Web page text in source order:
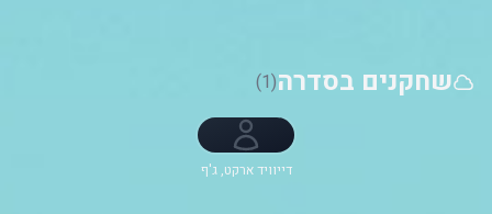
שחקנים בסדרה(1)
דייוויד ארקט, ג'ף